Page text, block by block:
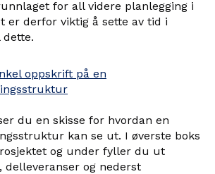
for all videre planlegging i
er derfor viktig å sette av tid i
oppskrift på en
du en skisse for hvordan en
kan se ut. I øverste boks
og under fyller du ut
delleveranser og nederst